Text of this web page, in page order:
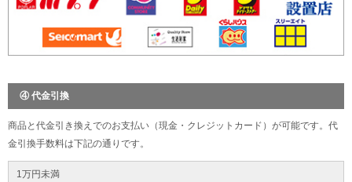
④ 代金引換
商品と代金引き換えでのお支払い（現金・クレジットカード）が可能です。代
金引換手数料は下記の通りです。
1万円未満